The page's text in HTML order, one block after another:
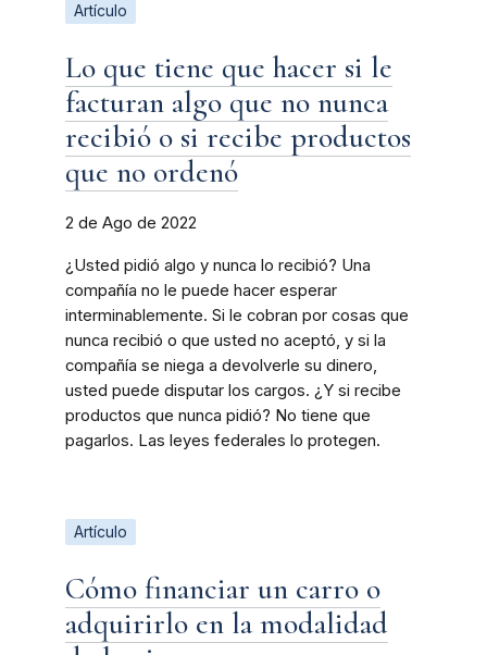
Artículo
Lo que tiene que hacer si le
facturan algo que no nunca
recibió o si recibe productos
que no ordenó
2 de Ago de 2022
¿Usted pidió algo y nunca lo recibió? Una
compañía no le puede hacer esperar
interminablemente. Si le cobran por cosas que
nunca recibió o que usted no aceptó, y si la
compañía se niega a devolverle su dinero,
usted puede disputar los cargos. ¿Y si recibe
productos que nunca pidió? No tiene que
pagarlos. Las leyes federales lo protegen.
Artículo
Cómo financiar un carro o
adquirirlo en la modalidad